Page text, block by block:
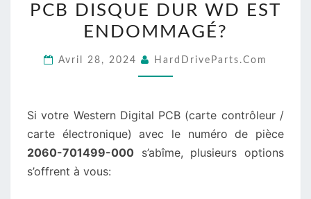
FAIRE
SI
2060-
PCB
DISQUE
DUR
PCB DISQUE DUR WD EST
ENDOMMAGÉ?
Avril 28, 2024 HardDriveParts.com
Si votre Western Digital PCB (carte contrôleur /
carte électronique) avec le numéro de pièce
2060-701499-000 s’abîme, plusieurs options
s’offrent à vous: